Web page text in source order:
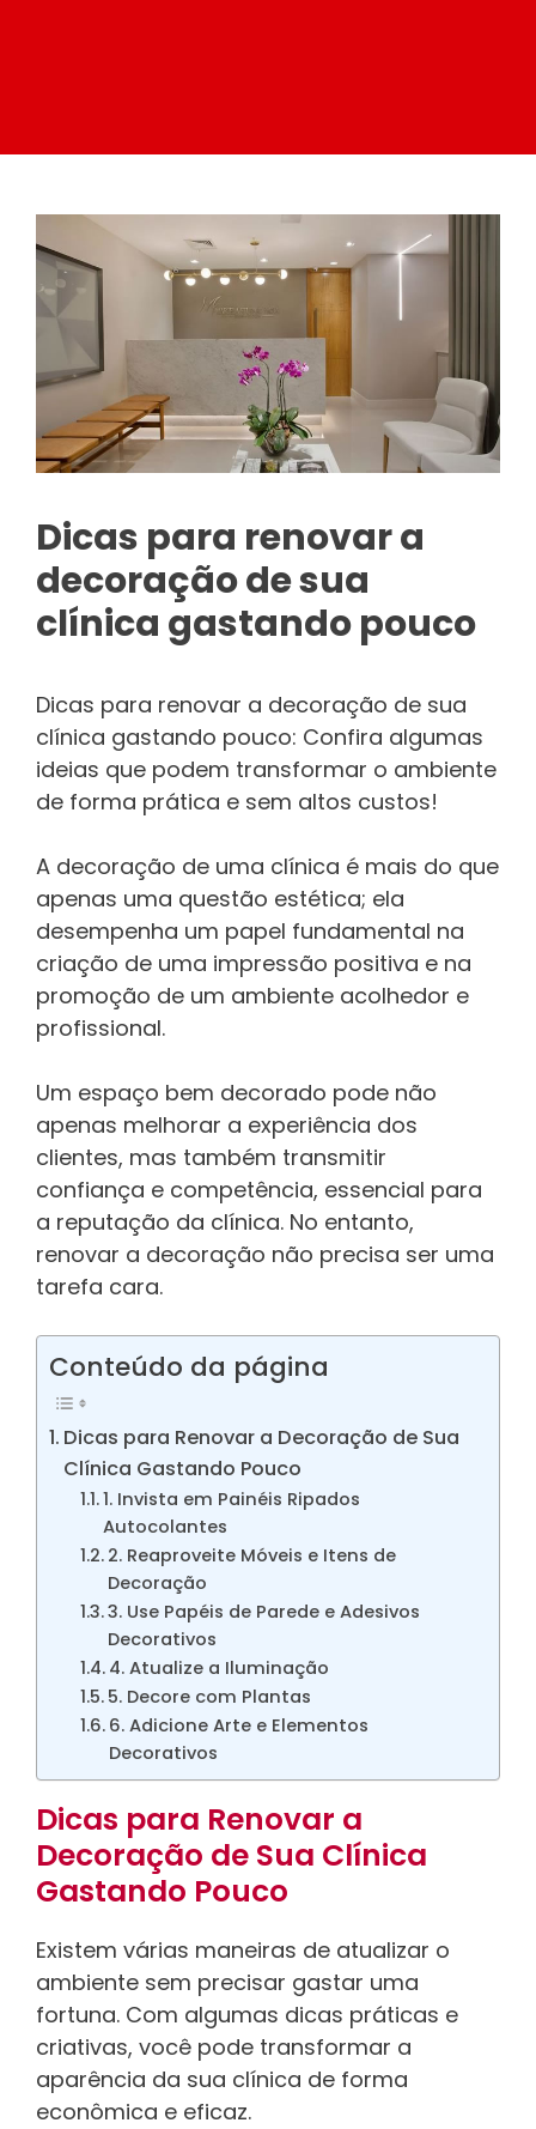
Dicas para renovar a
decoração de sua
clínica gastando pouco
Dicas para renovar a decoração de sua
clínica gastando pouco: Confira algumas
ideias que podem transformar o ambiente
de forma prática e sem altos custos!
A decoração de uma clínica é mais do que
apenas uma questão estética; ela
desempenha um papel fundamental na
criação de uma impressão positiva e na
promoção de um ambiente acolhedor e
profissional.
Um espaço bem decorado pode não
apenas melhorar a experiência dos
clientes, mas também transmitir
confiança e competência, essencial para
a reputação da clínica. No entanto,
renovar a decoração não precisa ser uma
tarefa cara.
Conteúdo da página
Dicas para Renovar a Decoração de Sua
Clínica Gastando Pouco
1. Invista em Painéis Ripados
Autocolantes
2. Reaproveite Móveis e Itens de
Decoração
3. Use Papéis de Parede e Adesivos
Decorativos
4. Atualize a Iluminação
5. Decore com Plantas
6. Adicione Arte e Elementos
Decorativos
Dicas para Renovar a
Decoração de Sua Clínica
Gastando Pouco
Existem várias maneiras de atualizar o
ambiente sem precisar gastar uma
fortuna. Com algumas dicas práticas e
criativas, você pode transformar a
aparência da sua clínica de forma
econômica e eficaz.